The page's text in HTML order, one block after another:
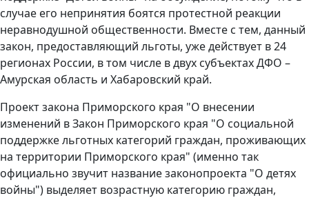
случае его непринятия боятся протестной реакции
неравнодушной общественности. Вместе с тем, данный
закон, предоставляющий льготы, уже действует в 24
регионах России, в том числе в двух субъектах ДФО –
Амурская область и Хабаровский край.
Проект закона Приморского края "О внесении
изменений в Закон Приморского края "О социальной
поддержке льготных категорий граждан, проживающих
на территории Приморского края" (именно так
официально звучит название законопроекта "О детях
войны") выделяет возрастную категорию граждан,